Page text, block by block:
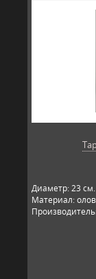
Диаметр: 23 см.
Материал: